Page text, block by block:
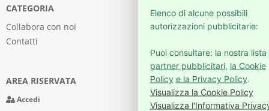
CATEGORIA
Collabora con noi
Contatti
AREA RISERVATA
Accedi
Elenco di alcune possibili
autorizzazioni pubblicitarie:
Puoi consultare: la nostra lista
partner pubblicitari, la Cookie
Policy e la Privacy Policy.
Visualizza la Cookie Policy
Visualizza l'Informativa